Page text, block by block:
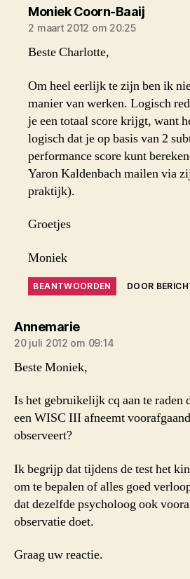
Moniek Coorn-Baaijzegt:
2 maart 2012 om 20:25
Beste Charlotte,
Om heel eerlijk te zijn ben ik
manier van werken. Logisch
je een totaal score krijgt, want
logisch dat je op basis van 2
performance score kunt
Yaron Kaldenbach mailen via
praktijk).
Groetjes
Moniek
BEANTWOORDEN DOOR
Annemariezegt:
20 juli 2012 om 09:14
Beste Moniek,
Is het gebruikelijk cq aan te raden
een WISC III afneemt
observeert?
Ik begrijp dat tijdens de test het
om te bepalen of alles goed
dat dezelfde psycholoog ook
observatie doet.
Graag uw reactie.